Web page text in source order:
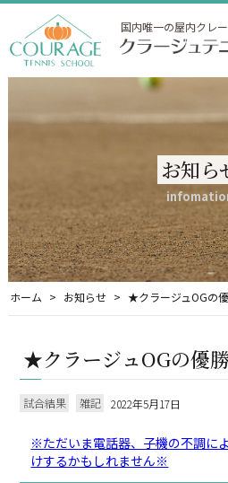
国内唯一の屋内クレ
お知ら
ホーム お知らせ ★クラージュOGの
★クラージュOGの優
試合結果 雑記 2022年5月17日
※ただいま電話器、子機の不調に
けするかもしれません※